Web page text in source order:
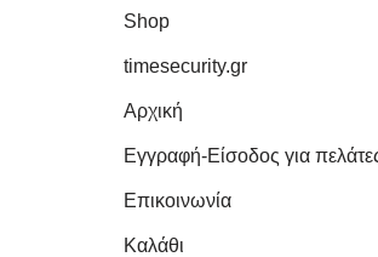
Shop
timesecurity.gr
Αρχική
Εγγραφή-Είσοδος για
Επικοινωνία
Καλάθι